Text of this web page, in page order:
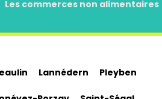
Les commerces non alimentaires
Lannédern Pleyben